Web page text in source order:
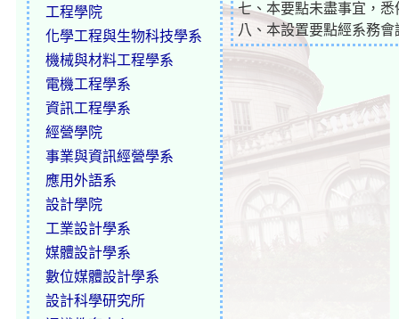
工程學院
化學工程與生物科技學系
機械與材料工程學系
電機工程學系
資訊工程學系
經營學院
事業與資訊經營學系
應用外語系
設計學院
工業設計學系
媒體設計學系
數位媒體設計學系
設計科學研究所
七、本要點未盡事宜，
八、本設置要點經系務